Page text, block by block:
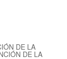
DE LA
DE LA